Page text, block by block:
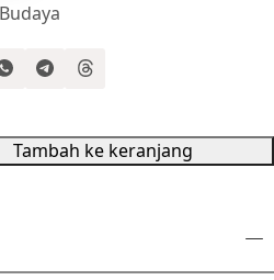
Tambah ke keranjang